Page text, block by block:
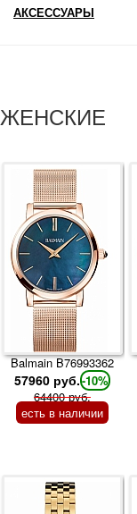
АКСЕССУАРЫ
ЖЕНСКИЕ
Balmain B76993362
57960 руб.-10%
64400 руб.
есть в наличии